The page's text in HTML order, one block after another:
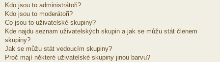
Kdo jsou to administrátoři?
Kdo jsou to moderátoři?
Co jsou to uživatelské skupiny?
Kde najdu seznam uživatelských skupin a jak se můžu stát členem
skupiny?
Jak se můžu stát vedoucím skupiny?
Proč mají některé uživatelské skupiny jinou barvu?